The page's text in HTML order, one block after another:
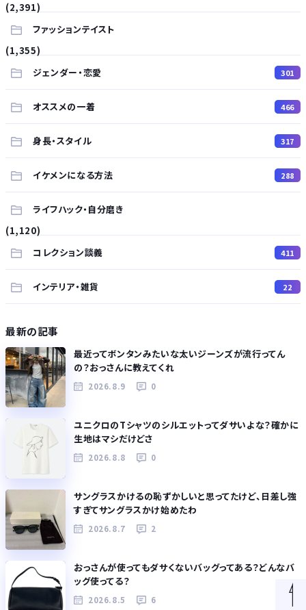
(2,391)
ファッションテイスト
(1,355)
ジェンダー・恋愛
301
オススメの一着 466
身長・スタイル 317
イケメンになる方法 288
ライフハック・自分磨き
(1,120)
コレクション談義
411
インテリア・雑貨 22
最新の記事
最近ってボンタンみたいな太いジーンズが流行ってん
の？おっさんに教えてくれ
2026.8.9 0
ユニクロのTシャツのシルエットってダサいよな？確かに
生地はマシだけどさ
2026.8.8 0
サングラスかけるの恥ずかしいと思ってたけど、日差し強
すぎてサングラスかけ始めたわ
2026.8.7 2
おっさんが使ってもダサくないバッグってある？どんなバ
ッグ使ってる？
2026.8.5 6